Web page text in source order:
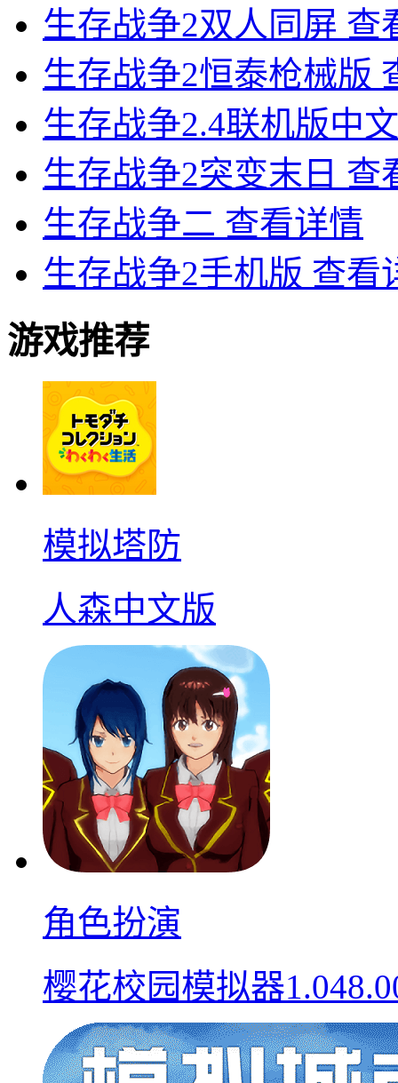
生存战争2双人同屏 查
生存战争2恒泰枪械版
生存战争2.4联机版中
生存战争2突变末日 查
生存战争二 查看详情
生存战争2手机版 查看
游戏推荐
模拟塔防
人森中文版
角色扮演
樱花校园模拟器